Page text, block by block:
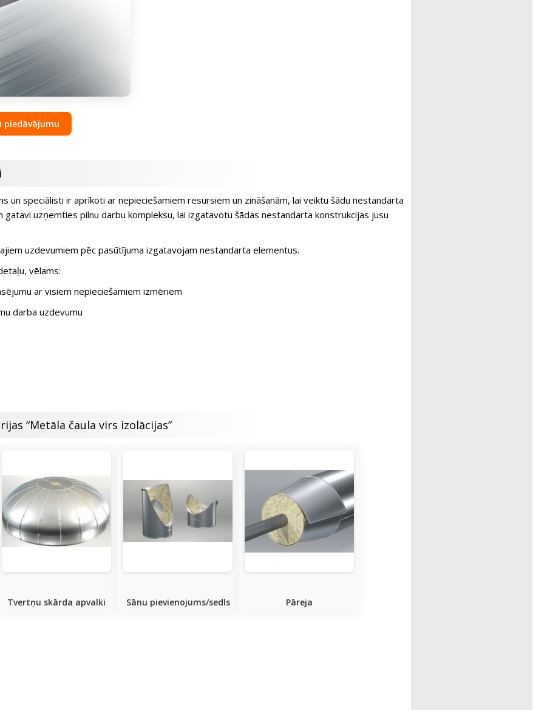
piedāvājumu
un speciālisti ir aprīkoti ar nepieciešamiem resursiem un zināšanām, lai veiktu šādu nestandarta
gatavi uzņemties pilnu darbu kompleksu, lai izgatavotu šādas nestandarta konstrukcijas jusu
uzdevumiem pēc pasūtījuma izgatavojam nestandarta elementus.
vēlams:
ar visiem nepieciešamiem izmēriem
darba uzdevumu
“Metāla čaula virs izolācijas”
Tvertņu skārda apvalki Sānu pievienojums/sedls Pāreja